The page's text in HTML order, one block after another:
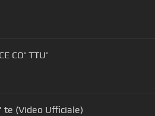
CO' TTU'
te (Video Ufficiale)